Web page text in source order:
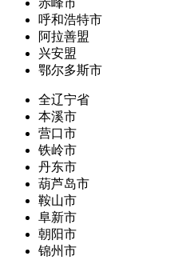
赤峰市
呼和浩特市
阿拉善盟
兴安盟
鄂尔多斯市
全辽宁省
本溪市
营口市
铁岭市
丹东市
葫芦岛市
鞍山市
阜新市
朝阳市
锦州市